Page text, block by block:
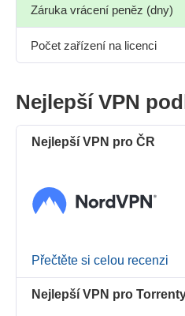
Záruka vrácení peněz (dny)
Počet zařízení na licenci
Nejlepší VPN
Nejlepší VPN pro ČR
Přečtěte si celou recenzi
Nejlepší VPN pro